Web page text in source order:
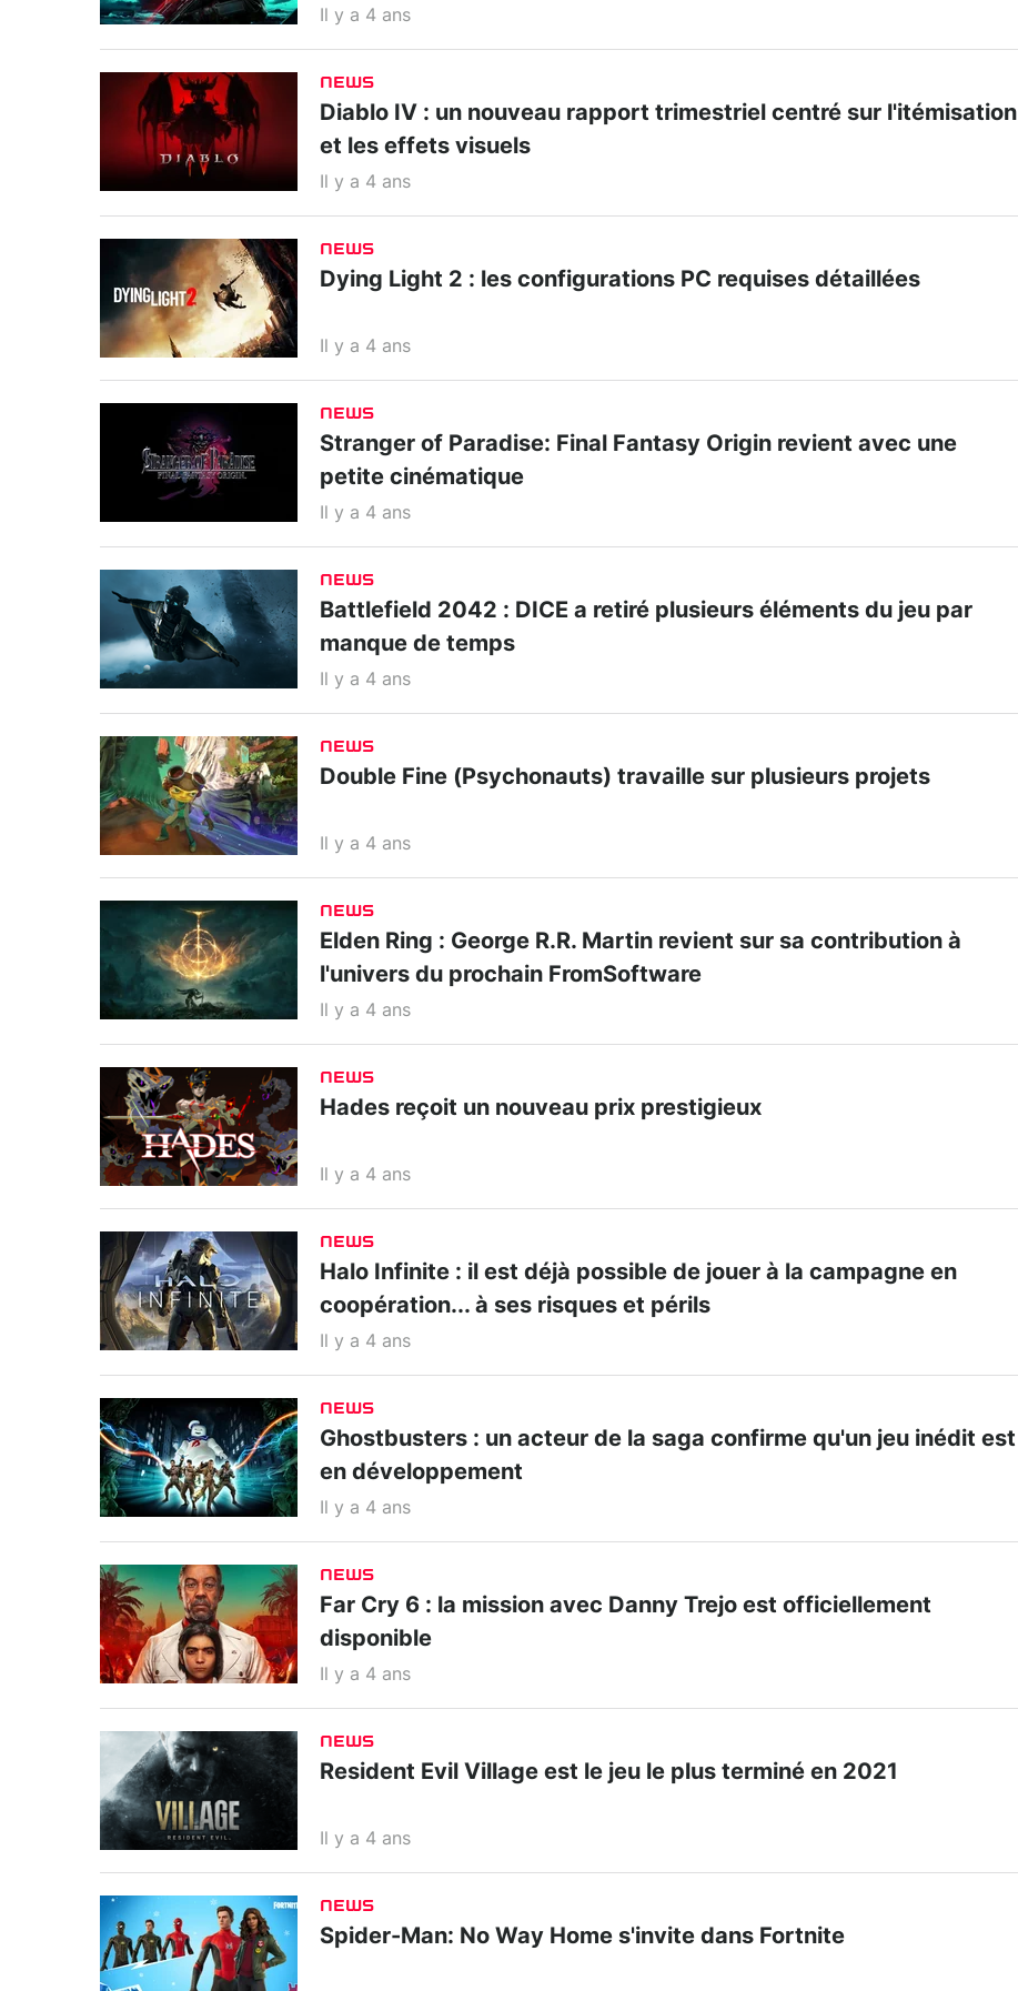
Il y a 4 ans
NEWS
Diablo IV : un nouveau rapport trimestriel centré sur l'itémisation
et les effets visuels
Il y a 4 ans
NEWS
Dying Light 2 : les configurations PC requises détaillées
Il y a 4 ans
NEWS
Stranger of Paradise: Final Fantasy Origin revient avec une
petite cinématique
Il y a 4 ans
NEWS
Battlefield 2042 : DICE a retiré plusieurs éléments du jeu par
manque de temps
Il y a 4 ans
NEWS
Double Fine (Psychonauts) travaille sur plusieurs projets
Il y a 4 ans
NEWS
Elden Ring : George R.R. Martin revient sur sa contribution à
l'univers du prochain FromSoftware
Il y a 4 ans
NEWS
Hades reçoit un nouveau prix prestigieux
Il y a 4 ans
NEWS
Halo Infinite : il est déjà possible de jouer à la campagne en
coopération... à ses risques et périls
Il y a 4 ans
NEWS
Ghostbusters : un acteur de la saga confirme qu'un jeu inédit est
en développement
Il y a 4 ans
NEWS
Far Cry 6 : la mission avec Danny Trejo est officiellement
disponible
Il y a 4 ans
NEWS
Resident Evil Village est le jeu le plus terminé en 2021
Il y a 4 ans
NEWS
Spider-Man: No Way Home s'invite dans Fortnite